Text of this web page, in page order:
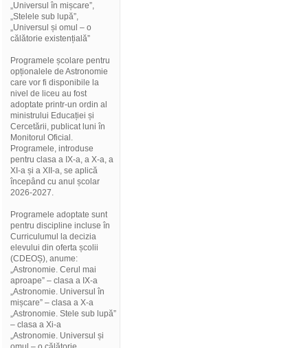
„Universul în mișcare”,
„Stelele sub lupă”,
„Universul și omul – o
călătorie existențială”
Programele școlare pentru
opționalele de Astronomie
care vor fi disponibile la
nivel de liceu au fost
adoptate printr-un ordin al
ministrului Educației și
Cercetării, publicat luni în
Monitorul Oficial.
Programele, introduse
pentru clasa a IX-a, a X-a, a
XI-a și a XII-a, se aplică
începând cu anul școlar
2026-2027.
Programele adoptate sunt
pentru discipline incluse în
Curriculumul la decizia
elevului din oferta școlii
(CDEOȘ), anume:
„Astronomie. Cerul mai
aproape” – clasa a IX-a
„Astronomie. Universul în
mișcare” – clasa a X-a
„Astronomie. Stele sub lupă”
– clasa a Xi-a
„Astronomie. Universul și